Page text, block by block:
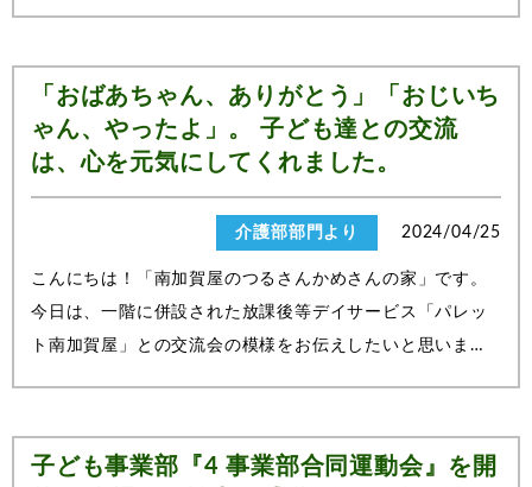
「おばあちゃん、ありがとう」「おじいち
ゃん、やったよ」。 子ども達との交流
は、心を元気にしてくれました。
介護部部門より 2024/04/25
こんにちは！「南加賀屋のつるさんかめさんの家」です。
今日は、一階に併設された放課後等デイサービス「パレッ
ト南加賀屋」との交流会の模様をお伝えしたいと思いま
子ども事業部『4 事業部合同運動会』を開